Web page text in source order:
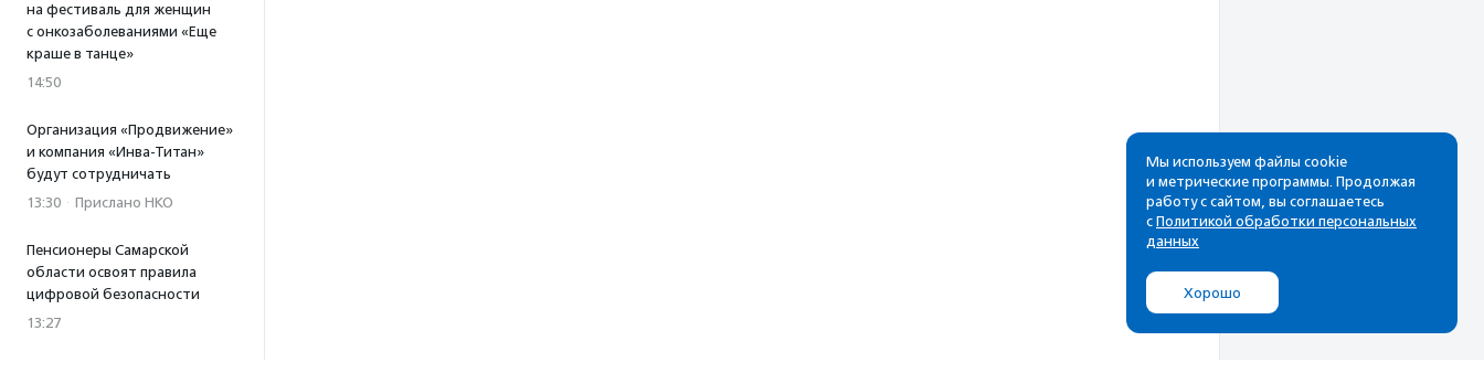
на фестиваль для женщин
с онкозаболеваниями «Еще
краше в танце»
14:50
Организация «Продвижение»
и компания «Инва-Титан»
будут сотрудничать
13:30 · Прислано НКО
Пенсионеры Самарской
области освоят правила
цифровой безопасности
13:27
Рассылка
Cамые свежие новости,
почтовом ящике
Мы используем файлы cookie
и метрические программы. Продолжая
работу с сайтом, вы соглашаетесь
с Политикой обработки персональных
данных
Хорошо